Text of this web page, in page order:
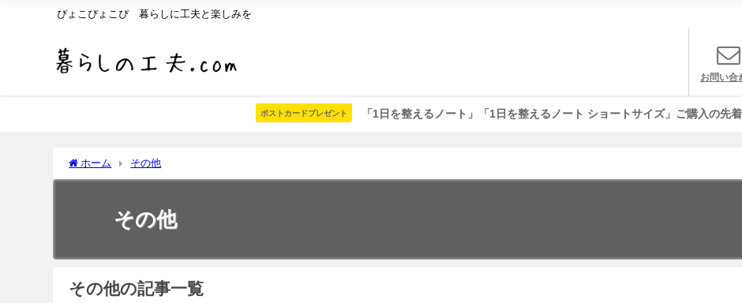
ぴょこぴょこぴ 暮らしに工夫と楽しみを
お問い合
ポストカードプレゼント 「1日を整えるノート」「1日を整えるノート ショートサイズ」ご購入の先
ホーム その他
その他
その他の記事一覧